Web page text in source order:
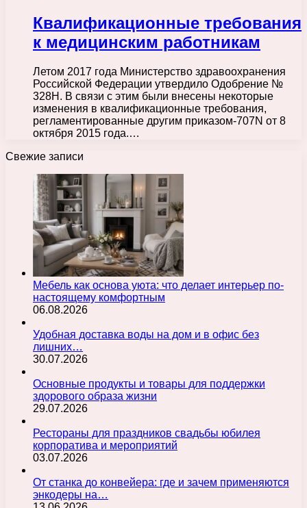
Квалификационные требования
к медицинским работникам
Летом 2017 года Министерство здравоохранения
Российской Федерации утвердило Одобрение №
328Н. В связи с этим были внесены некоторые
изменения в квалификационные требования,
регламентированные другим приказом-707N от 8
октября 2015 года.…
Свежие записи
Мебель как основа уюта: что делает интерьер по-
настоящему комфортным
06.08.2026
Удобная доставка воды на дом и в офис без
лишних…
30.07.2026
Основные продукты и товары для поддержки
здорового образа жизни
29.07.2026
Рестораны для праздников свадьбы юбилея
корпоратива и мероприятий
03.07.2026
От станка до конвейера: где и зачем применяются
энкодеры на…